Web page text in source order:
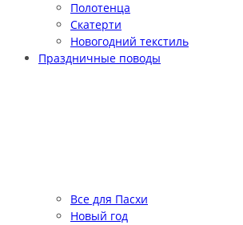
Полотенца
Скатерти
Новогодний текстиль
Праздничные поводы
Все для Пасхи
Новый год